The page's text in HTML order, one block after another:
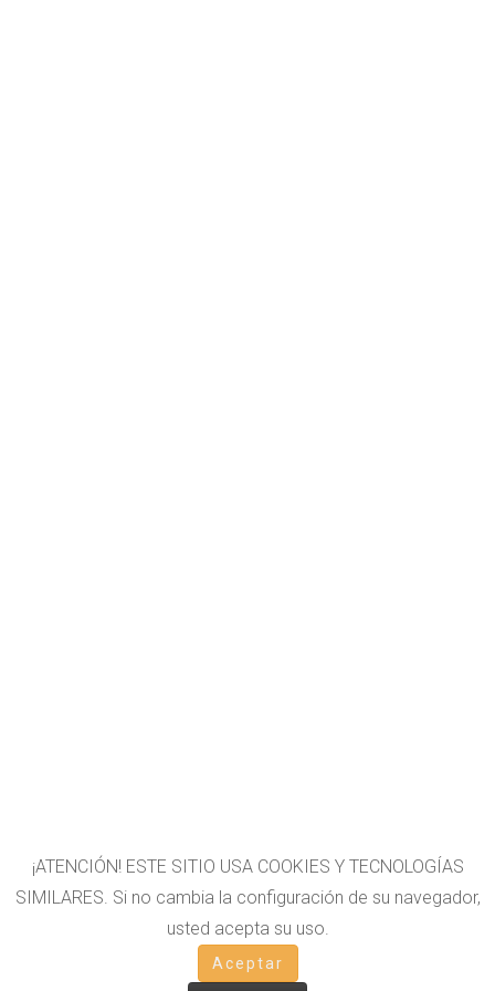
¡ATENCIÓN! ESTE SITIO USA COOKIES Y TECNOLOGÍAS
SIMILARES. Si no cambia la configuración de su navegador,
usted acepta su uso.
Aceptar